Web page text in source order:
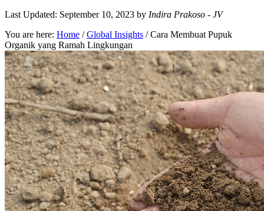
Last Updated: September 10, 2023 by Indira Prakoso - JV
You are here: Home / Global Insights /Cara Membuat Pupuk
Organik yang Ramah Lingkungan